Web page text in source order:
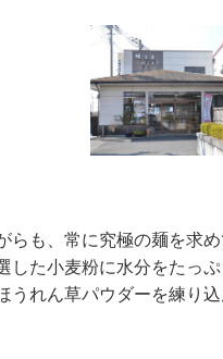
も、常に究極の麺を求め
た小麦粉に水分をたっ
れん草パウダーを練り